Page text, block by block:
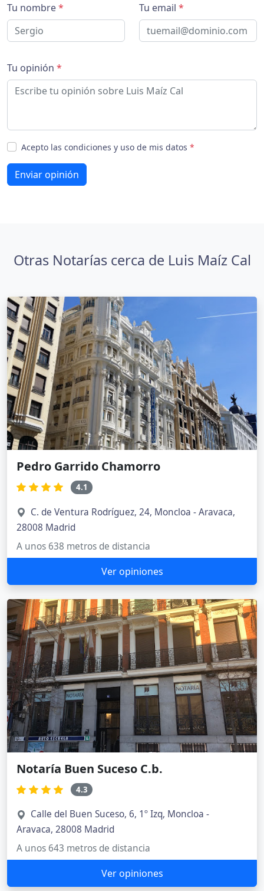
Tu nombre* Tu email *
Tu opinión *
Acepto las condiciones y uso de mis datos *
Enviar opinión
Otras Notarías cerca de Luis Maíz Cal
Pedro Garrido Chamorro
4.1
C. de Ventura Rodríguez, 24, Moncloa - Aravaca,
28008 Madrid
A unos 638 metros de distancia
Ver opiniones
Notaría Buen Suceso C.b.
4.3
Calle del Buen Suceso, 6, 1º Izq, Moncloa -
Aravaca, 28008 Madrid
A unos 643 metros de distancia
Ver opiniones